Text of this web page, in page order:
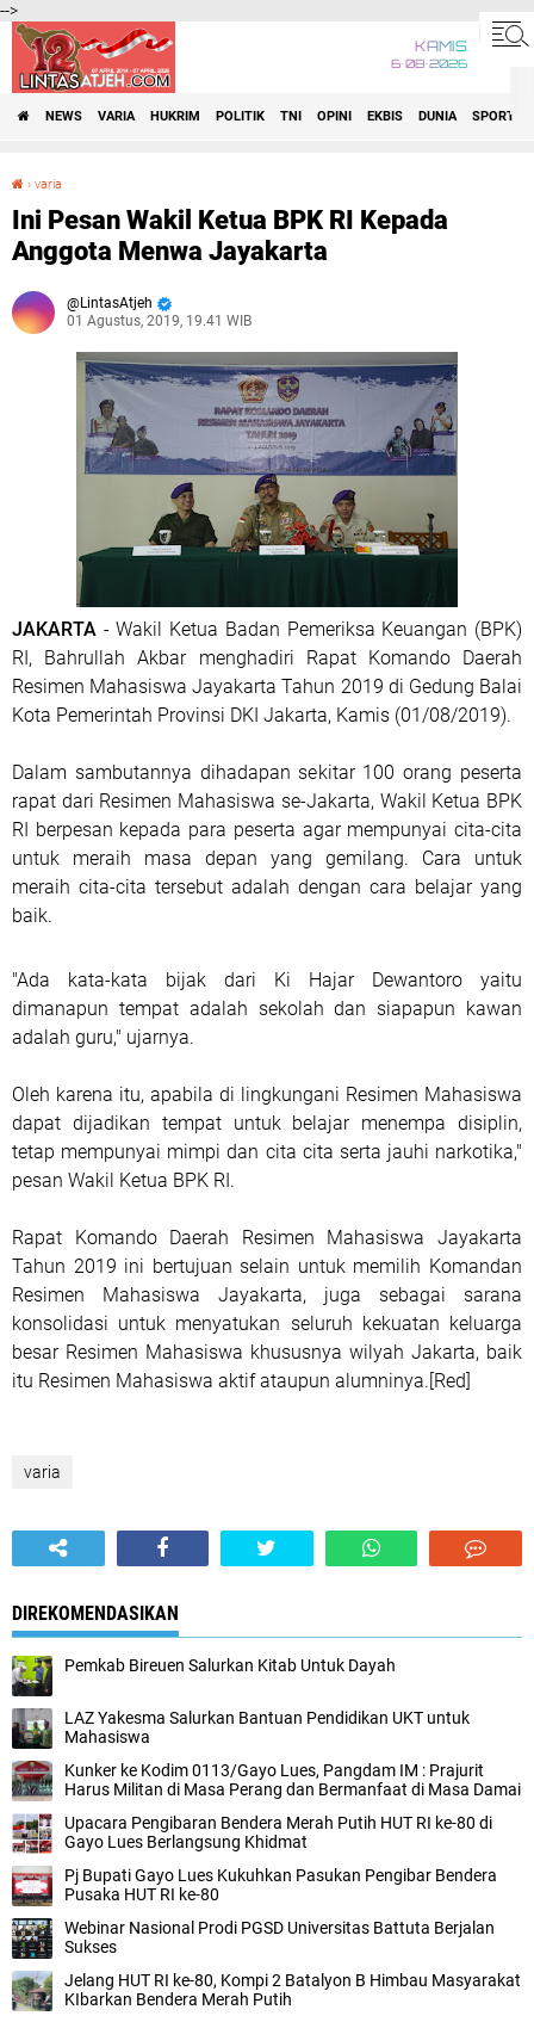
-->
KAMIS
6•08•2026
NEWS VARIA HUKRIM POLITIK TNI OPINI EKBIS DUNIA SPORT
› varia
Ini Pesan Wakil Ketua BPK RI Kepada
Anggota Menwa Jayakarta
LintasAtjeh
01 Agustus, 2019, 19.41 WIB
JAKARTA - Wakil Ketua Badan Pemeriksa Keuangan (BPK)
RI, Bahrullah Akbar menghadiri Rapat Komando Daerah
Resimen Mahasiswa Jayakarta Tahun 2019 di Gedung Balai
Kota Pemerintah Provinsi DKI Jakarta, Kamis (01/08/2019).
Dalam sambutannya dihadapan sekitar 100 orang peserta
rapat dari Resimen Mahasiswa se-Jakarta, Wakil Ketua BPK
RI berpesan kepada para peserta agar mempunyai cita-cita
untuk meraih masa depan yang gemilang. Cara untuk
meraih cita-cita tersebut adalah dengan cara belajar yang
baik.
"Ada kata-kata bijak dari Ki Hajar Dewantoro yaitu
dimanapun tempat adalah sekolah dan siapapun kawan
adalah guru," ujarnya.
Oleh karena itu, apabila di lingkungani Resimen Mahasiswa
dapat dijadikan tempat untuk belajar menempa disiplin,
tetap mempunyai mimpi dan cita cita serta jauhi narkotika,"
pesan Wakil Ketua BPK RI.
Rapat Komando Daerah Resimen Mahasiswa Jayakarta
Tahun 2019 ini bertujuan selain untuk memilih Komandan
Resimen Mahasiswa Jayakarta, juga sebagai sarana
konsolidasi untuk menyatukan seluruh kekuatan keluarga
besar Resimen Mahasiswa khususnya wilyah Jakarta, baik
itu Resimen Mahasiswa aktif ataupun alumninya.[Red]
varia
DIREKOMENDASIKAN
Pemkab Bireuen Salurkan Kitab Untuk Dayah
LAZ Yakesma Salurkan Bantuan Pendidikan UKT untuk
Mahasiswa
Kunker ke Kodim 0113/Gayo Lues, Pangdam IM : Prajurit
Harus Militan di Masa Perang dan Bermanfaat di Masa Damai
Upacara Pengibaran Bendera Merah Putih HUT RI ke-80 di
Gayo Lues Berlangsung Khidmat
Pj Bupati Gayo Lues Kukuhkan Pasukan Pengibar Bendera
Pusaka HUT RI ke-80
Webinar Nasional Prodi PGSD Universitas Battuta Berjalan
Sukses
Jelang HUT RI ke-80, Kompi 2 Batalyon B Himbau Masyarakat
KIbarkan Bendera Merah Putih